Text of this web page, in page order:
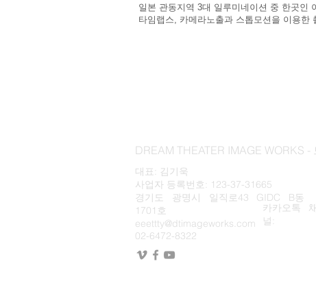
일본 관동지역 3대 일루미네이션 중 한곳인
타임랩스, 카메라노출과 스톱모션을 이용
DREAM THEATER IMAGE WORKS
대표: 김기욱
사업자 등록번호: 123-37-31665
경기도 광명시 일직로43 GIDC B동
1701호
eeettty@dtimageworks.com
02-6472-8322
카카오톡 채
널: